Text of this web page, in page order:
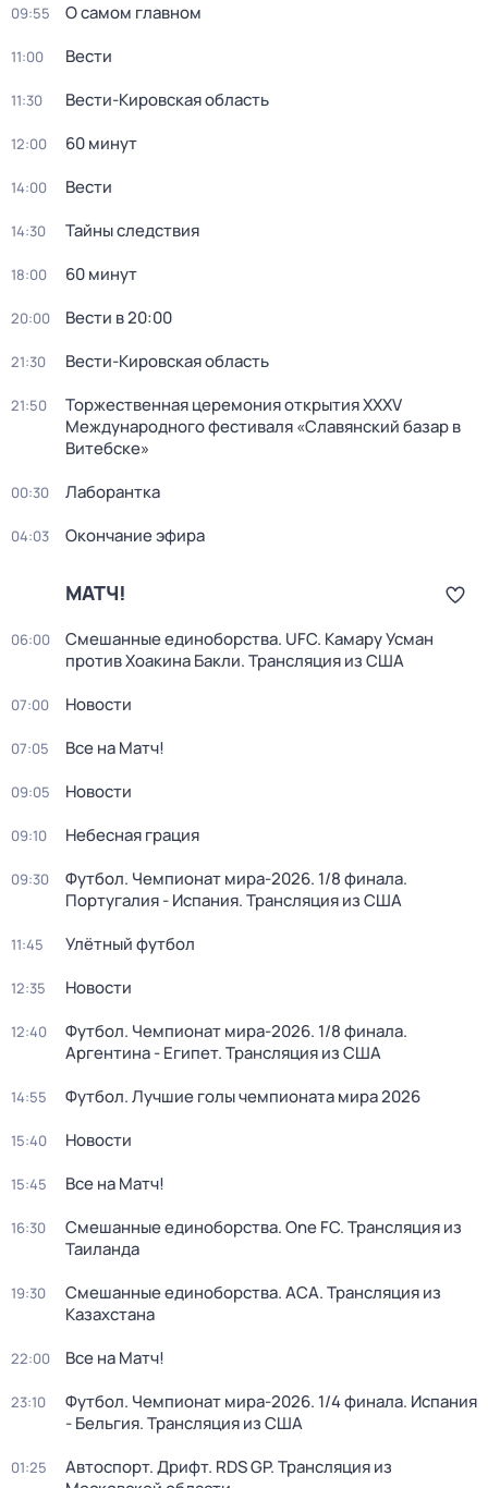
09:55 О самом главном
11:00 Вести
11:30 Вести-Кировская область
12:00 60 минут
14:00 Вести
14:30 Тайны следствия
18:00 60 минут
20:00 Вести в 20:00
21:30 Вести-Кировская область
21:50
Торжественная церемония открытия XXXV
Международного фестиваля «Славянский базар в
Витебске»
00:30 Лаборантка
04:03 Окончание эфира
МАТЧ!
06:00
Смешанные единоборства. UFC. Камару Усман
против Хоакина Бакли. Трансляция из США
07:00 Новости
07:05 Все на Матч!
09:05 Новости
09:10 Небесная грация
09:30
Футбол. Чемпионат мира-2026. 1/8 финала.
Португалия - Испания. Трансляция из США
11:45 Улётный футбол
12:35 Новости
12:40
Футбол. Чемпионат мира-2026. 1/8 финала.
Аргентина - Египет. Трансляция из США
14:55 Футбол. Лучшие голы чемпионата мира 2026
15:40 Новости
15:45 Все на Матч!
16:30
Смешанные единоборства. One FC. Трансляция из
Таиланда
19:30
Смешанные единоборства. АСА. Трансляция из
Казахстана
22:00 Все на Матч!
23:10
Футбол. Чемпионат мира-2026. 1/4 финала. Испания
- Бельгия. Трансляция из США
01:25
Автоспорт. Дрифт. RDS GP. Трансляция из